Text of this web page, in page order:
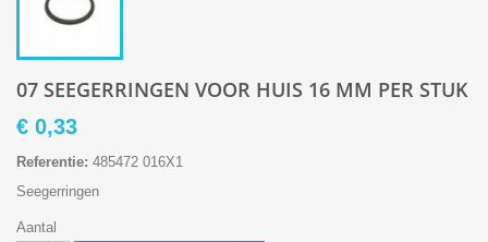
07 SEEGERRINGEN VOOR HUIS 16 MM PER STUK
€ 0,33
Referentie: 485472 016X1
Seegerringen
Aantal